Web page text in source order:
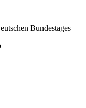
Bundestages